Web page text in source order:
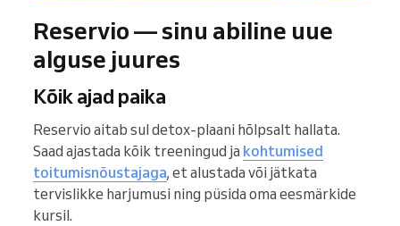
Reservio — sinu abiline uue
alguse juures
Kõik ajad paika
Reservio aitab sul detox-plaani hõlpsalt hallata.
Saad ajastada kõik treeningud ja kohtumised
toitumisnõustajaga, et alustada või jätkata
tervislikke harjumusi ning püsida oma eesmärkide
kursil.